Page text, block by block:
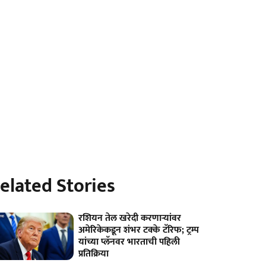
Stories
रशियन तेल खरेदी करणाऱ्यांवर
अमेरिकेकडून शंभर टक्के टॅरिफ; ट्रम्प
यांच्या प्लॅनवर भारताची पहिली
प्रतिक्रिया